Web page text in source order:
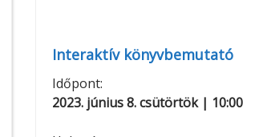
Interaktív könyvbemutató
Időpont:
2023. június 8. csütörtök | 10:00